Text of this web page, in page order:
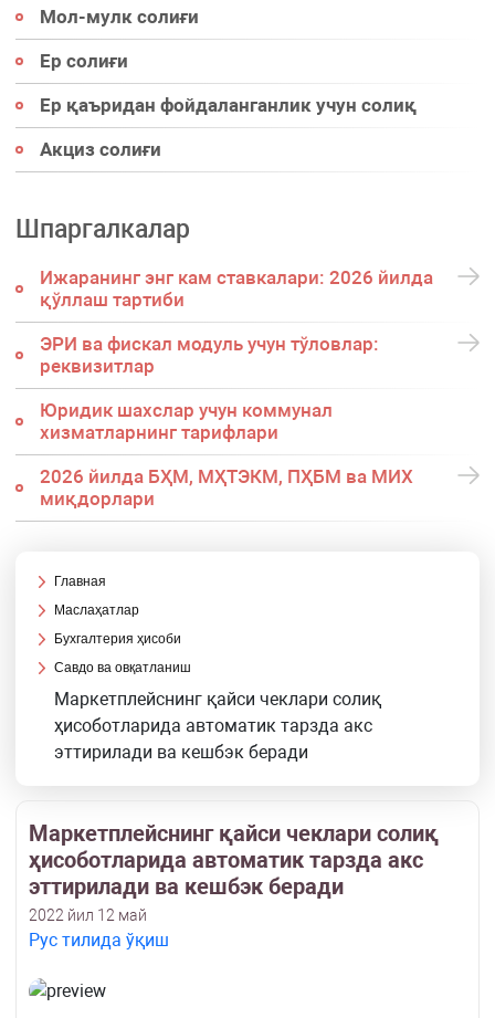
Мол-мулк солиғи
Ер солиғи
Ер қаъридан фойдаланганлик учун солиқ
Акциз солиғи
Шпаргалкалар
Ижаранинг энг кам ставкалари: 2026 йилда
қўллаш тартиби
ЭРИ ва фискал модуль учун тўловлар:
реквизитлар
Юридик шахслар учун коммунал
хизматларнинг тарифлари
2026 йилда БҲМ, МҲТЭКМ, ПҲБМ ва МИХ
миқдорлари
Главная
Маслаҳатлар
Бухгалтерия ҳисоби
Савдо ва овқатланиш
Маркетплейснинг қайси чеклари солиқ
ҳисоботларида автоматик тарзда акс
эттирилади ва кешбэк беради
Маркетплейснинг қайси чеклари солиқ
ҳисоботларида автоматик тарзда акс
эттирилади ва кешбэк беради
2022 йил 12 май
Рус тилида ўқиш